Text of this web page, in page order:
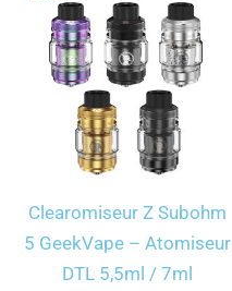
Clearomiseur Z Subohm
5 GeekVape – Atomiseur
DTL 5,5ml / 7ml